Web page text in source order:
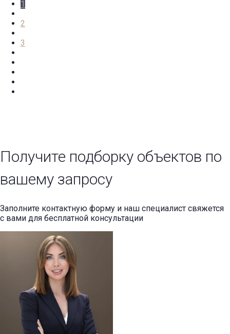
1
2
3
Получите подборку объектов по
вашему запросу
Заполните контактную форму и наш специалист свяжется
с вами для бесплатной консультации